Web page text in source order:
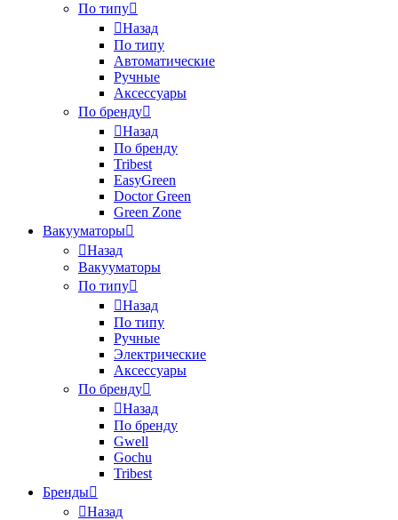
По типу
Назад
По типу
Автоматические
Ручные
Аксессуары
По бренду
Назад
По бренду
Tribest
EasyGreen
Doctor Green
Green Zone
Вакууматоры
Назад
Вакууматоры
По типу
Назад
По типу
Ручные
Электрические
Аксессуары
По бренду
Назад
По бренду
Gwell
Gochu
Tribest
Бренды
Назад